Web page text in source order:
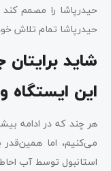
حیدرپاشا را مصمم
حیدرپاشا تمام تلاش
شاید
این ایستگاه
هر چند که در ادامه
می‌کنیم، اما